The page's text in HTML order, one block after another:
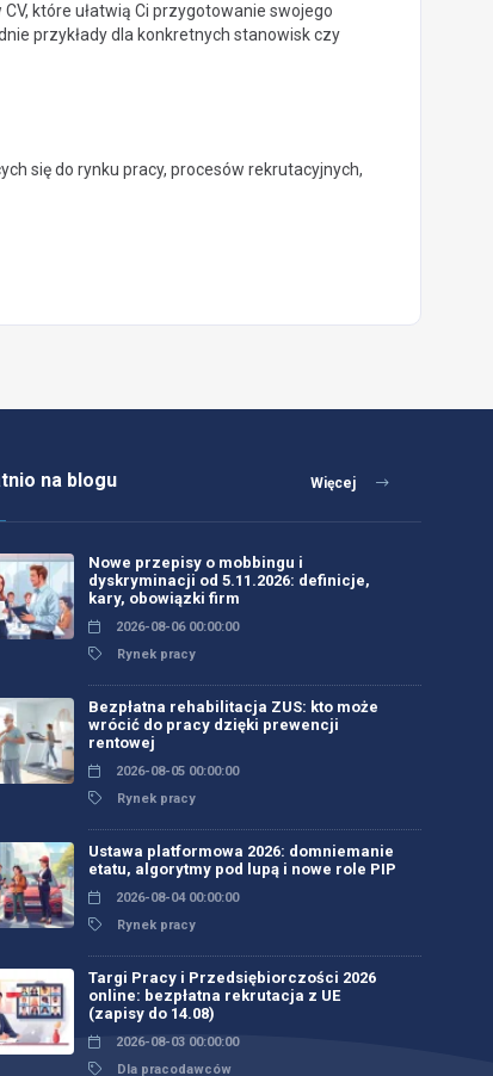
które ułatwią Ci przygotowanie swojego
przykłady dla konkretnych stanowisk czy
się do rynku pracy, procesów rekrutacyjnych,
na blogu Więcej
Nowe przepisy o mobbingu i
dyskryminacji od 5.11.2026: definicje,
kary, obowiązki firm
2026-08-06 00:00:00
Rynek pracy
Bezpłatna rehabilitacja ZUS: kto może
wrócić do pracy dzięki prewencji
rentowej
2026-08-05 00:00:00
Rynek pracy
Ustawa platformowa 2026: domniemanie
etatu, algorytmy pod lupą i nowe role PIP
2026-08-04 00:00:00
Rynek pracy
Targi Pracy i Przedsiębiorczości 2026
online: bezpłatna rekrutacja z UE
(zapisy do 14.08)
2026-08-03 00:00:00
Dla pracodawców